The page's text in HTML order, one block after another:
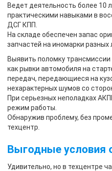
Ведет деятельность более 10
практическими навыками в
ДСГ КПП.
На складе обеспечен запас
запчастей на иномарки разных
Выявить поломку
как рывки автомобиля на
передач, передающиеся на
нехарактерных шумов со
При серьезных неполадках
режим работы.
Обнаружив проблему, без
техцентр.
Выгодные условия
Удивительно, но в техцентре